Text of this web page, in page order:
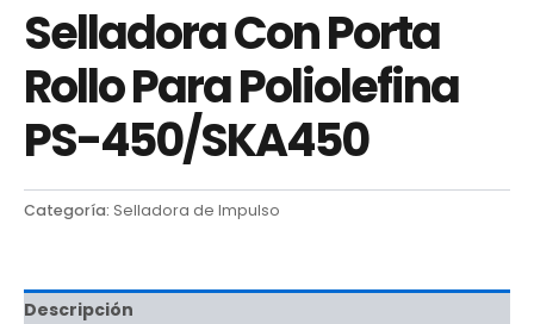
Selladora Con Porta
Rollo Para Poliolefina
PS-450/SKA450
Categoría: Selladora de Impulso
Descripción